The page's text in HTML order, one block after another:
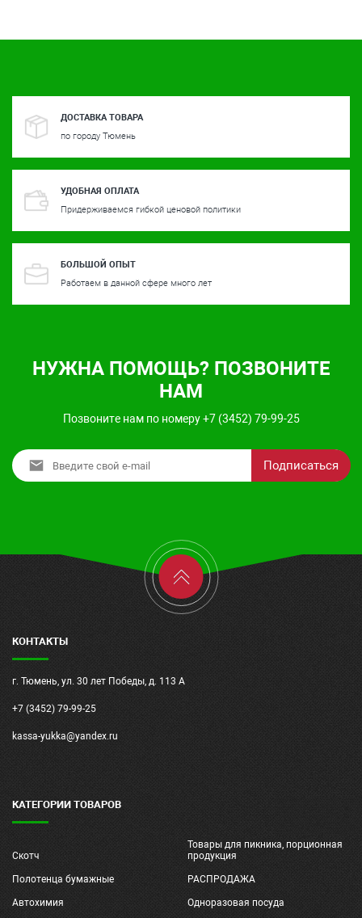
ДОСТАВКА ТОВАРА
по городу Тюмень
УДОБНАЯ ОПЛАТА
Придерживаемся гибкой ценовой политики
БОЛЬШОЙ ОПЫТ
Работаем в данной сфере много лет
НУЖНА ПОМОЩЬ? ПОЗВОНИТЕ
НАМ
Позвоните нам по номеру +7 (3452) 79-99-25
Подписаться
КОНТАКТЫ
г. Тюмень, ул. 30 лет Победы, д. 113 А
+7 (3452) 79-99-25
kassa-yukka@yandex.ru
КАТЕГОРИИ ТОВАРОВ
Скотч
Товары для пикника, порционная
продукция
Полотенца бумажные РАСПРОДАЖА
Автохимия Одноразовая посуда